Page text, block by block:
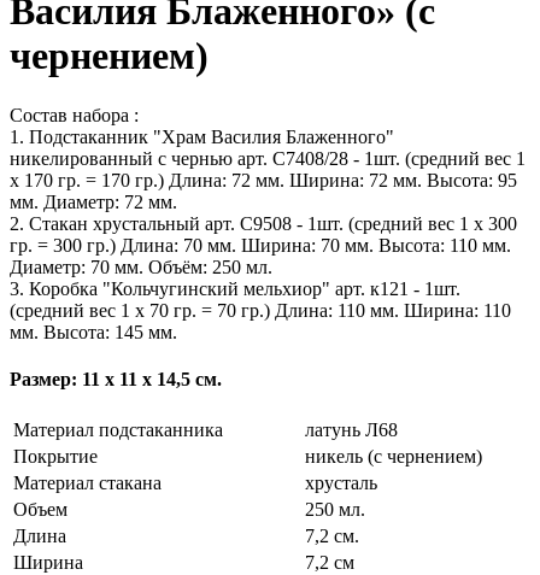
Василия Блаженного» (с
чернением)
Состав набора :
1. Подстаканник "Храм Василия Блаженного"
никелированный с чернью арт. С7408/28 - 1шт. (средний вес 1
х 170 гр. = 170 гр.) Длина: 72 мм. Ширина: 72 мм. Высота: 95
мм. Диаметр: 72 мм.
2. Стакан хрустальный арт. С9508 - 1шт. (средний вес 1 х 300
гр. = 300 гр.) Длина: 70 мм. Ширина: 70 мм. Высота: 110 мм.
Диаметр: 70 мм. Объём: 250 мл.
3. Коробка "Кольчугинский мельхиор" арт. к121 - 1шт.
(средний вес 1 х 70 гр. = 70 гр.) Длина: 110 мм. Ширина: 110
мм. Высота: 145 мм.
Размер: 11 х 11 х 14,5 см.
Материал подстаканника
латунь Л68
Покрытие
никель (с чернением)
Материал стакана
хрусталь
Объем
250 мл.
Длина
7,2 см.
Ширина
7,2 см